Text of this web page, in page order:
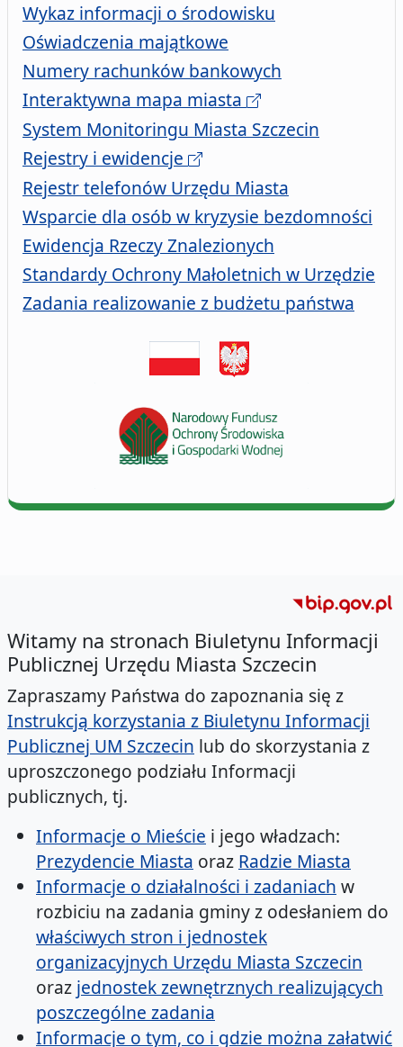
Wykaz informacji o środowisku
Oświadczenia majątkowe
Numery rachunków bankowych
Interaktywna mapa miasta
System Monitoringu Miasta Szczecin
Rejestry i ewidencje
Rejestr telefonów Urzędu Miasta
Wsparcie dla osób w kryzysie bezdomności
Ewidencja Rzeczy Znalezionych
Standardy Ochrony Małoletnich w Urzędzie
Zadania realizowanie z budżetu państwa
Witamy na stronach Biuletynu Informacji
Publicznej Urzędu Miasta Szczecin
Zapraszamy Państwa do zapoznania się z
Instrukcją korzystania z Biuletynu Informacji
Publicznej UM Szczecin lub do skorzystania z
uproszczonego podziału Informacji
publicznych, tj.
Informacje o Mieście i jego władzach:
Prezydencie Miasta oraz Radzie Miasta
Informacje o działalności i zadaniach w
rozbiciu na zadania gminy z odesłaniem do
właściwych stron i jednostek
organizacyjnych Urzędu Miasta Szczecin
oraz jednostek zewnętrznych realizujących
poszczególne zadania
Informacje o tym, co i gdzie można załatwić